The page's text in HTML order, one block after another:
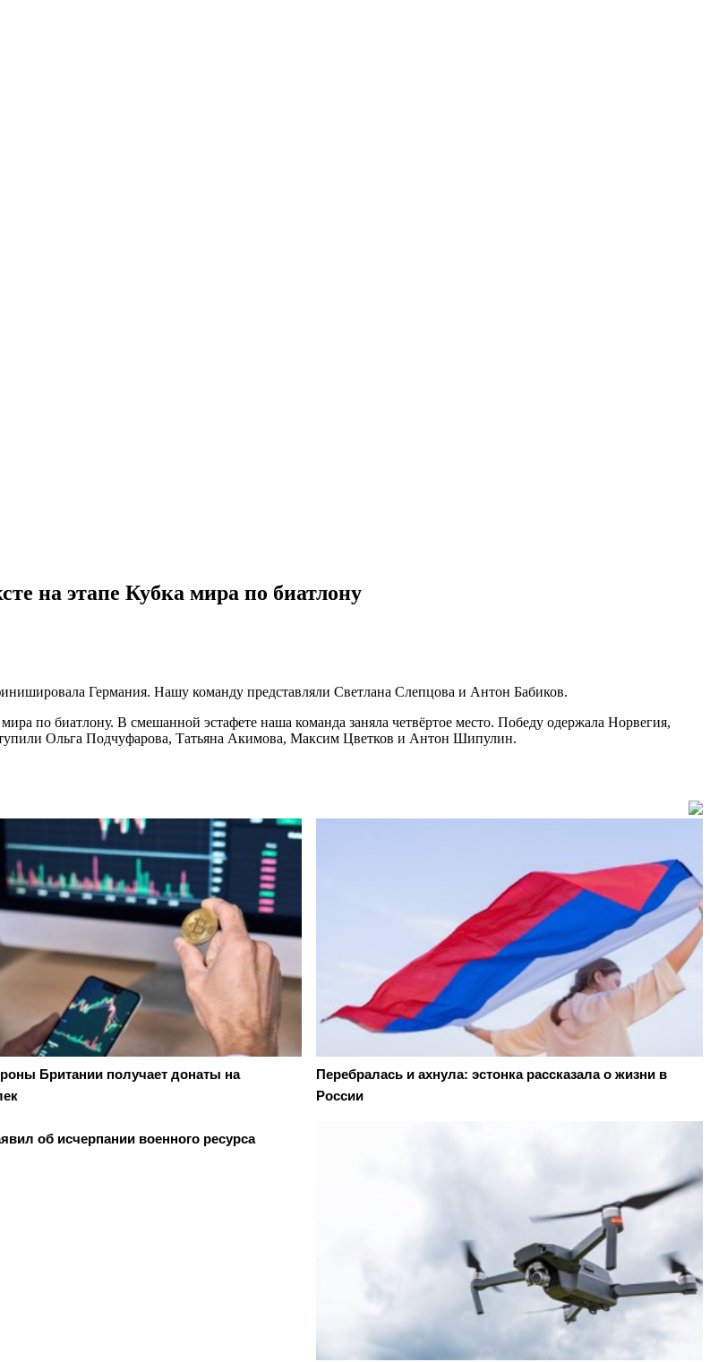
на этапе Кубка мира по биатлону
Германия. Нашу команду представляли Светлана Слепцова и Антон Бабиков.
по биатлону. В смешанной эстафете наша команда заняла четвёртое место. Победу одержала Норвегия,
Ольга Подчуфарова, Татьяна Акимова, Максим Цветков и Антон Шипулин.
Британии получает донаты на
Перебралась и ахнула: эстонка рассказала о жизни в
России
об исчерпании военного ресурса